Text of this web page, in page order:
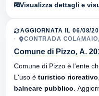
Visualizza dettagli e
AGGIORNATA IL 06/08/
CONTRADA
Comune di Pizzo, A.
Comune di Pizzo è l'ente
L'uso è turistico ricreativo
balneare pubblico